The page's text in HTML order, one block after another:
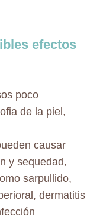
efectos
poco
de la piel,
causar
y sequedad,
sarpullido,
dermatitis